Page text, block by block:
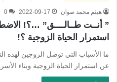
هيثم محمد صوان 2022-09-17
0
” أنــت طــالــــق” …؟!
استمرار الحياة الزوجية ؟!
ما الأسباب التي توصل الزوجين لهذه
عن استمرار الحياة الزوجية وبناء